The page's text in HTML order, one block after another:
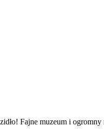
Fajne muzeum i ogromny